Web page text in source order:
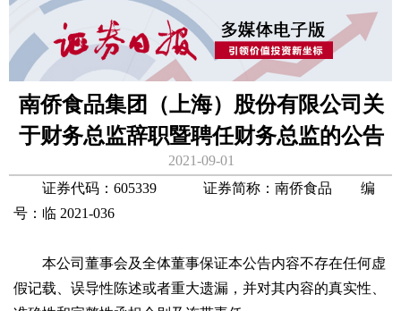
南侨食品集团（上海）股份有限公司关
于财务总监辞职暨聘任财务总监的公告
2021-09-01
证券代码：605339 证券简称：南侨食品 编
号：临 2021-036
本公司董事会及全体董事保证本公告内容不存在任何虚
假记载、误导性陈述或者重大遗漏，并对其内容的真实性、